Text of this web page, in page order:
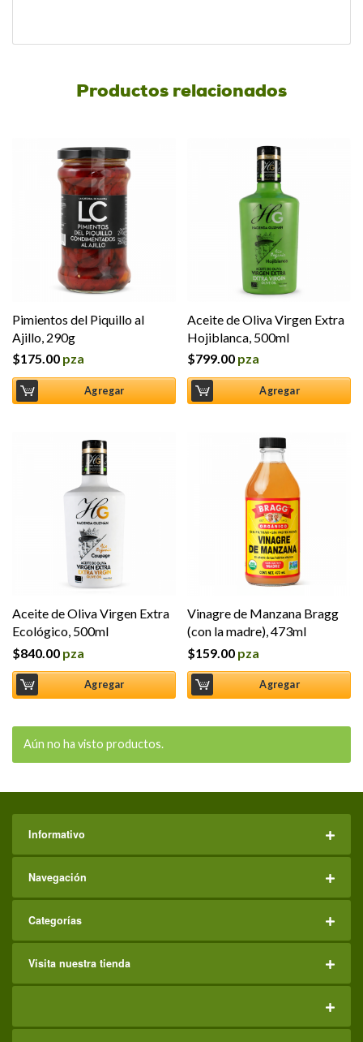
Productos relacionados
Pimientos del Piquillo al
Ajillo, 290g
$175.00 pza
Agregar
Aceite de Oliva Virgen Extra
Hojiblanca, 500ml
$799.00 pza
Agregar
Aceite de Oliva Virgen Extra
Ecológico, 500ml
$840.00 pza
Agregar
Vinagre de Manzana Bragg
(con la madre), 473ml
$159.00 pza
Agregar
Aún no ha visto productos.
Informativo
Navegación
Categorías
Visita nuestra tienda